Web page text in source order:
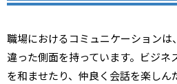
職場におけるコミュニケーション
違った側面を持っています。ビジネ
を和ませたり、仲良く会話を楽しん